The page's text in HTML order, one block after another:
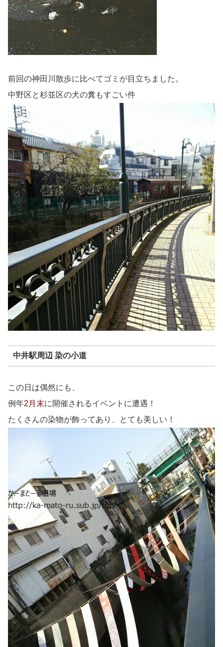
前回の神田川散歩に比べてゴミが目立ちました。
中野区と杉並区の犬の糞もすごい件
中井駅周辺 染の小道
この日は偶然にも、
例年2月末に開催されるイベントに遭遇！
たくさんの染物が飾ってあり、とても美しい！